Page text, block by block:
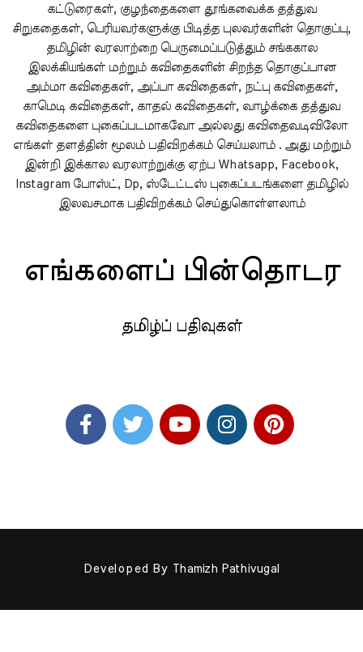
கட்டுரைகள், குழந்தைகளை தூங்கவைக்க தத்துவ
சிறுகதைகள், பெரியவர்களுக்கு பிடித்த புலவர்களின் தொகுப்பு,
தமிழின் வரலாற்றை பெருமைப்படுத்தும் சங்ககால
இலக்கியங்கள் மற்றும் கவிதைகளின் சிறந்த தொகுப்பான
அம்மா கவிதைகள், அப்பா கவிதைகள், நட்பு கவிதைகள்,
காமெடி கவிதைகள், காதல் கவிதைகள், வாழ்க்கை தத்துவ
கவிதைகளை புகைப்படமாகவோ அல்லது கவிதைவடிவிலோ
எங்கள் தளத்தின் மூலம் பதிவிறக்கம் செய்யலாம் . அது மற்றும்
இன்றி இக்கால வரலாற்றுக்கு ஏற்ப Whatsapp, Facebook,
Instagram போஸ்ட், Dp, ஸ்டேட்டஸ் புகைப்படங்களை தமிழில்
இலவசமாக பதிவிறக்கம் செய்துகொள்ளலாம்
எங்களைப் பின்தொடர
தமிழ்ப் பதிவுகள்
Developed By Thamizh Pathivugal